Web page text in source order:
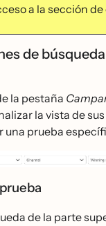
a la sección
de
la pestaña
la vista de
una prueba
de la parte